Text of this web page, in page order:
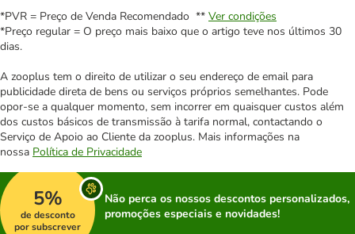
*PVR = Preço de Venda Recomendado ** Ver condições
*Preço regular = O preço mais baixo que o artigo teve nos últimos 30
dias.
A zooplus tem o direito de utilizar o seu endereço de email para
publicidade direta de bens ou serviços próprios semelhantes. Pode
opor-se a qualquer momento, sem incorrer em quaisquer custos além
dos custos básicos de transmissão à tarifa normal, contactando o
Serviço de Apoio ao Cliente da zooplus. Mais informações na
nossa Política de Privacidade
5%
de desconto
por subscrever
Não perca os nossos descontos personalizados,
promoções especiais e novidades!